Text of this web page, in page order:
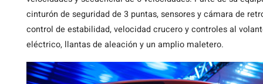
cinturón de seguridad de 3 puntas, sensores y cámara de
control de estabilidad, velocidad crucero y controles al
eléctrico, llantas de aleación y un amplio maletero.